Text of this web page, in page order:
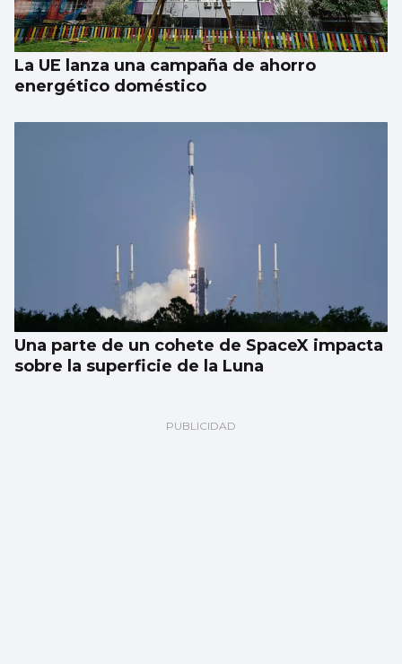
La UE lanza una campaña de ahorro
energético doméstico
Una parte de un cohete de SpaceX impacta
sobre la superficie de la Luna